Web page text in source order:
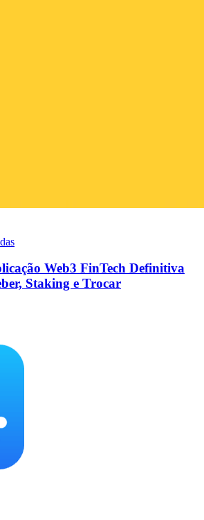
Web3 FinTech Definitiva
Staking e Trocar